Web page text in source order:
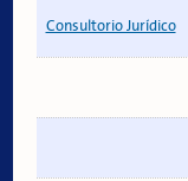
Consultorio Jurídico